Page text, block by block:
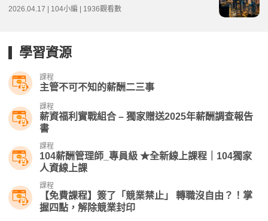
2026.04.17 | 104小編 | 1936觀看數
學習資源
課程
主管不可不知的薪酬二三事
課程
薪資福利實戰組合 – 獨家贈送2025年薪酬調查報告
書
課程
104薪酬管理師_專員級 ★全新線上課程｜104獨家
人資線上課
課程
【免費課程】簽了「競業禁止」 轉職沒自由？！掌
握四點，解除競業封印